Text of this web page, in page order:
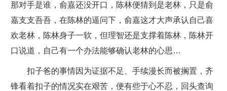
那对手是谁，俞嘉还没开口，陈林便猜到是老林，只是俞
嘉支支吾吾，在陈林的逼问下，俞嘉这才大声承认自己喜
欢老林，陈林身子一软，但理智还是支撑着陈林，陈林开
口说道，自己有一个办法能够确认老林的心思…
扣子爸的事情因为证据不足、手续漫长而被搁置，齐
锋看着扣子的情况实在艰苦，便有些于心不忍，回头查询